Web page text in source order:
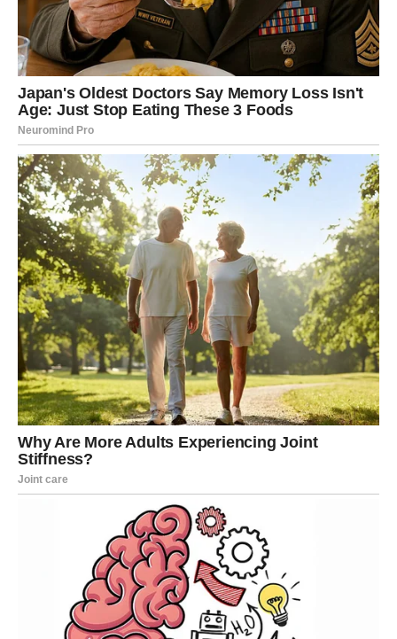
Umiješajte prosijano brašno i prašak za pecivo, pa izmiješajte
smjesu. Razdvojite tijesto na dva jednaka dijela.